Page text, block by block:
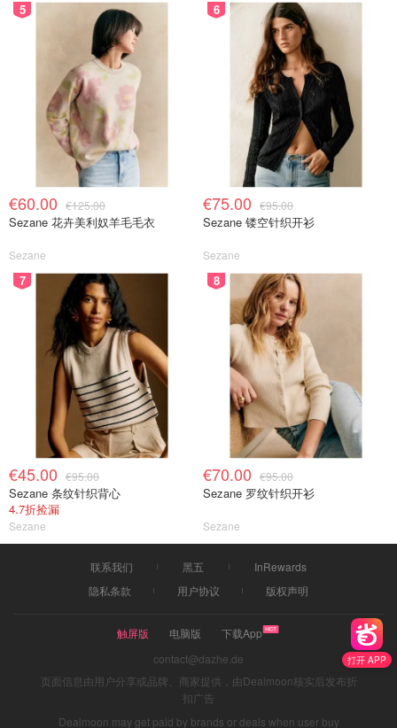
打开 APP
5
€60.00 €125.00
Sezane 花卉美利奴羊毛毛衣
Sezane
6
€75.00 €95.00
Sezane 镂空针织开衫
Sezane
7
€45.00 €95.00
Sezane 条纹针织背心
4.7折捡漏
Sezane
8
€70.00 €95.00
Sezane 罗纹针织开衫
Sezane
联系我们 黑五
InRewards
隐私条款
用户协议 版权声明
触屏版 电脑版
下载App
contact@dazhe.de
页面信息由用户分享或品牌、商家提供，由Dealmoon核实后发布折
扣广告
Dealmoon may get paid by brands or deals when user buy